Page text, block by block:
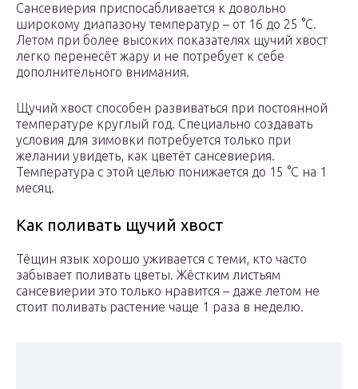
Сансевиерия приспосабливается к довольно
широкому диапазону температур – от 16 до 25 °С.
Летом при более высоких показателях щучий хвост
легко перенесёт жару и не потребует к себе
дополнительного внимания.
Щучий хвост способен развиваться при постоянной
температуре круглый год. Специально создавать
условия для зимовки потребуется только при
желании увидеть, как цветёт сансевиерия.
Температура с этой целью понижается до 15 °С на 1
месяц.
Как поливать щучий хвост
Тёщин язык хорошо уживается с теми, кто часто
забывает поливать цветы. Жёстким листьям
сансевиерии это только нравится – даже летом не
стоит поливать растение чаще 1 раза в неделю.